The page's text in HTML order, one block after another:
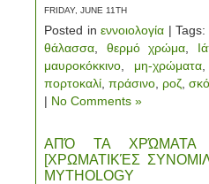
FRIDAY, JUNE 11TH
Posted in εννοιολογία | Tags:
θάλασσα
θερμό χρώμα
μαυροκόκκινο
μη-χρώματα
πορτοκαλί πράσινο ροζ
| No Comments »
ΑΠΌ ΤΑ ΧΡΏΜΑΤΑ
[ΧΡΩΜΑΤΙΚΈΣ
MYTHOLOGY